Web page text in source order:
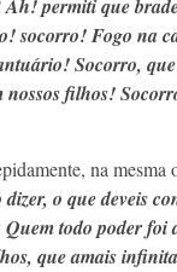
permiti que
socorro! Fogo na
Socorro,
nossos filhos!
na mesma
o que deveis
todo poder foi
que amais